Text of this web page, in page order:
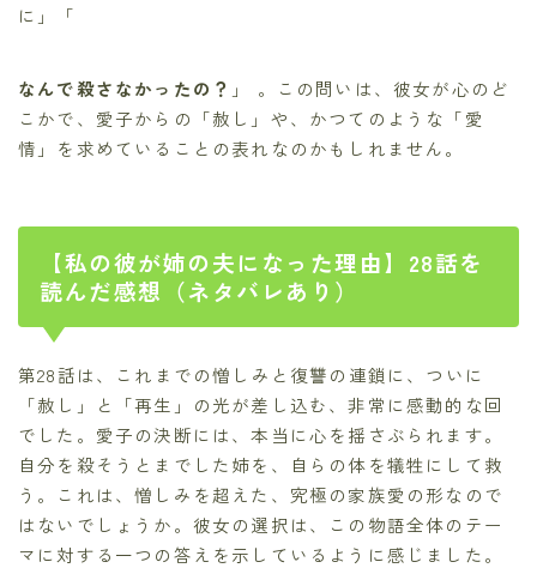
に」「
なんで殺さなかったの？ 」 。この問いは、彼女が心のど
こかで、愛子からの「赦し」や、かつてのような「愛
情」を求めていることの表れなのかもしれません。
【私の彼が姉の夫になった理由】28話を
読んだ感想（ネタバレあり）
第28話は、これまでの憎しみと復讐の連鎖に、ついに
「赦し」と「再生」の光が差し込む、非常に感動的な回
でした。愛子の決断には、本当に心を揺さぶられます。
自分を殺そうとまでした姉を、自らの体を犠牲にして救
う。これは、憎しみを超えた、究極の家族愛の形なので
はないでしょうか。彼女の選択は、この物語全体のテー
マに対する一つの答えを示しているように感じました。